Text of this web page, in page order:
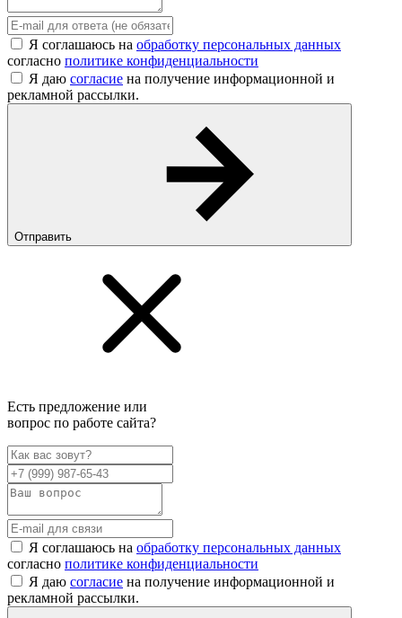
Я соглашаюсь на обработку персональных данных
согласно политике конфиденциальности
Я даю согласие на получение информационной и
рекламной рассылки.
Отправить
Есть предложение или
вопрос по работе сайта?
Я соглашаюсь на обработку персональных данных
согласно политике конфиденциальности
Я даю согласие на получение информационной и
рекламной рассылки.